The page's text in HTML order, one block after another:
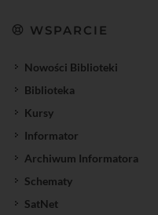
WSPARCIE
Nowości Biblioteki
Biblioteka
Kursy
Informator
Archiwum Informatora
Schematy
SatNet